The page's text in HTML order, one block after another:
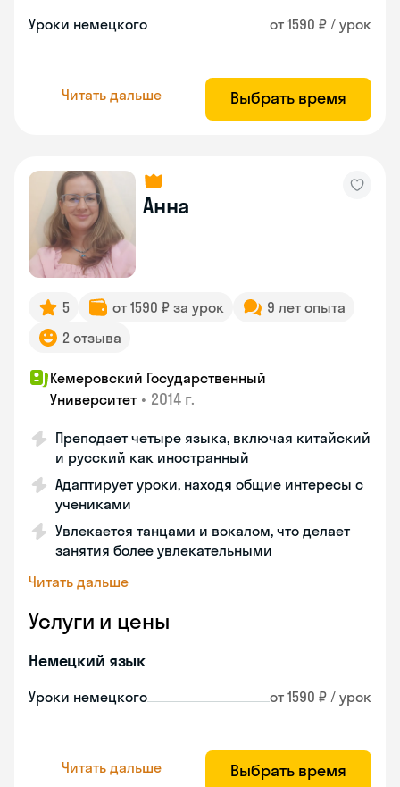
Уроки немецкого от 1590 ₽ / урок
Читать дальше Выбрать время
Анна
5 от 1590 ₽ за урок
9 лет опыта
2 отзыва
Кемеровский Государственный
Университет • 2014 г.
Преподает четыре языка, включая китайский
и русский как иностранный
Адаптирует уроки, находя общие интересы с
учениками
Увлекается танцами и вокалом, что делает
занятия более увлекательными
Читать дальше
Услуги и цены
Немецкий язык
Уроки немецкого от 1590 ₽ / урок
Читать дальше Выбрать время